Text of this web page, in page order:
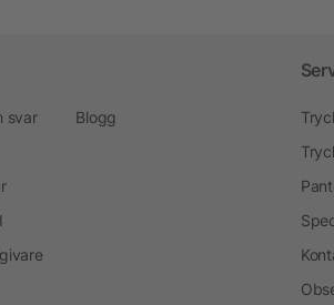
svar
Blogg